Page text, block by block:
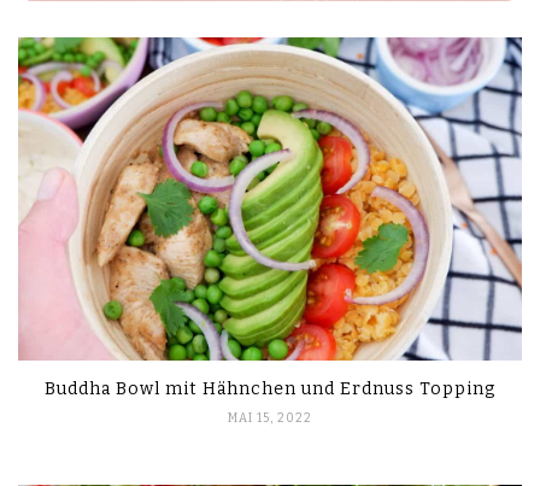
Buddha Bowl mit Hähnchen und Erdnuss Topping
MAI 15, 2022